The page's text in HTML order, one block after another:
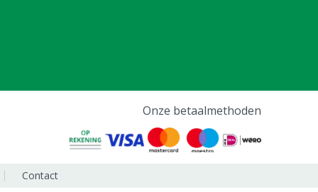
Onze betaalmethoden
Contact